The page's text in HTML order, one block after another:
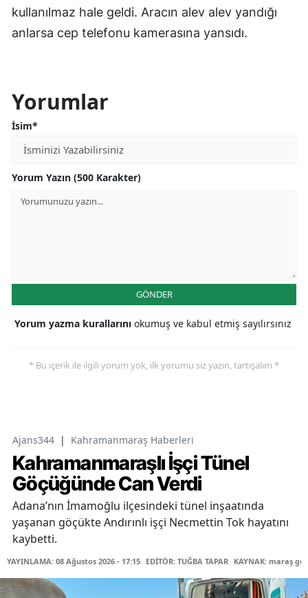
kullanılmaz hale geldi. Aracın alev alev yandığı
anlarsa cep telefonu kamerasına yansıdı.
Yorumlar
İsim*
Yorum Yazın (500 Karakter)
GÖNDER
Yorum yazma kurallarını okumuş ve kabul etmiş sayılırsınız
* Bu içerik ile ilgili yorum yok, ilk yorumu siz yazın, tartışalım *
Ajans344 | Kahramanmaraş Haberleri
Kahramanmaraşlı İşçi Tünel
Göçüğünde Can Verdi
Adana’nın İmamoğlu ilçesindeki tünel inşaatında
yaşanan göçükte Andırınlı işçi Necmettin Tok hayatını
kaybetti.
YAYINLAMA: 08 Ağustos 2026 - 17:15 EDİTÖR: TUĞBA TAPAR KAYNAK: maraş